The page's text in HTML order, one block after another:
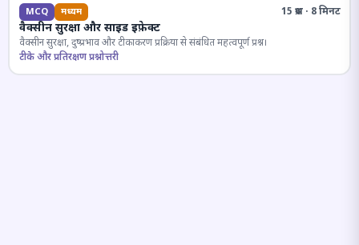
MCQ मध्यम 15 प्रश्न · 8 मिनट
वैक्सीन सुरक्षा और साइड इफ़ेक्ट
वैक्सीन सुरक्षा, दुष्प्रभाव और टीकाकरण प्रक्रिया से संबंधित महत्वपूर्ण प्रश्न।
टीके और प्रतिरक्षण प्रश्नोत्तरी